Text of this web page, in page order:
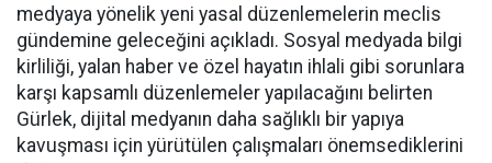
medyaya yönelik yeni yasal düzenlemelerin meclis
gündemine geleceğini açıkladı. Sosyal medyada bilgi
kirliliği, yalan haber ve özel hayatın ihlali gibi sorunlara
karşı kapsamlı düzenlemeler yapılacağını belirten
Gürlek, dijital medyanın daha sağlıklı bir yapıya
kavuşması için yürütülen çalışmaları önemsediklerini